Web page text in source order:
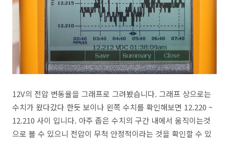
12V의 전압 변동율을 그래프로 그려봤습니다. 그래프 상으로는
수치가 왔다갔다 한듯 보이나 왼쪽 수치를 확인해보면 12.220 ~
12.210 사이 입니다. 아주 좁은 수치의 구간 내에서 움직이는것
으로 볼 수 있으니 전압이 무척 안정적이라는 것을 확인할 수 있